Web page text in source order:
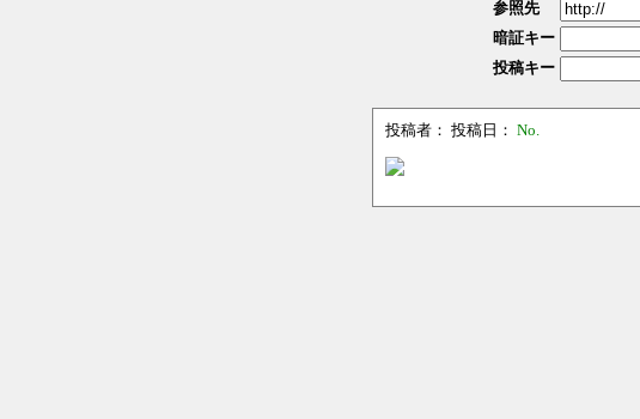
参照先
暗証キー
投稿キー
投稿者： 投稿日： No.